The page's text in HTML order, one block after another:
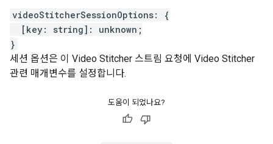
videoStitcherSessionOptions:
{
[ key: string] : unknown ;
}
세션 옵션은 이 Video Stitcher 스트림 요청에 Video Stitcher
관련 매개변수를 설정합니다.
도움이 되었나요?